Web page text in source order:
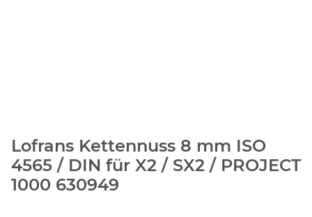
Lofrans Kettennuss 8 mm ISO
4565 / DIN für X2 / SX2 / PROJECT
1000 630949